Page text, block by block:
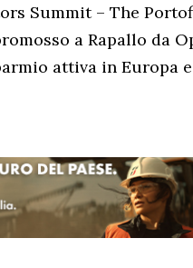
Summit – The
a Rapallo da
attiva in Europa